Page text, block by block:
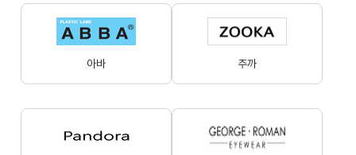
아바 주까